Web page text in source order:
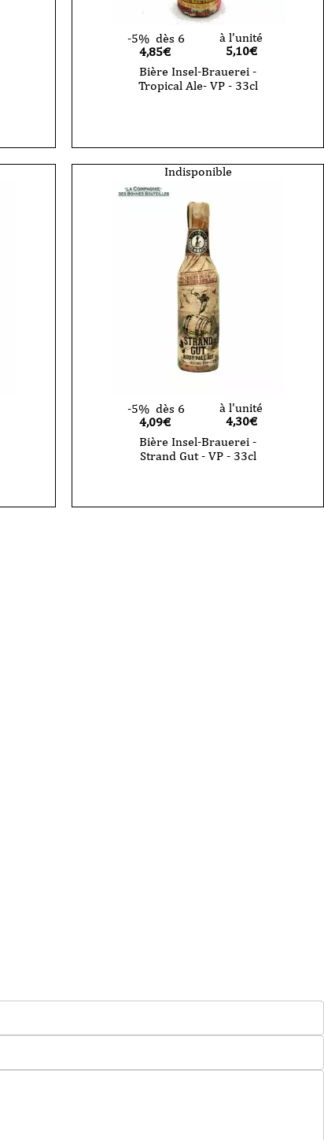
-5% dès 6
4,85€
à l'unité
5,10€
Bière Insel-Brauerei -
Tropical Ale- VP - 33cl
Indisponible
-5% dès 6
4,09€
à l'unité
4,30€
Bière Insel-Brauerei -
Strand Gut - VP - 33cl